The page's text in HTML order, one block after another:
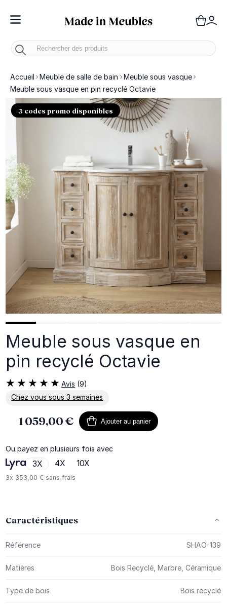
Toggle Nav
Accueil Meuble de salle de bain
Meuble sous vasque
Meuble sous vasque en pin recyclé Octavie
3 codes promo disponibles
Meuble sous vasque en
pin recyclé Octavie
Avis (9)
Chez vous sous 3 semaines
En savoir plus sur la livraison
1 059,00 € Ajouter au panier
Ou payez en plusieurs fois avec
3X 4X 10X
3x 353,00 € sans frais
Caractéristiques
Référence SHAO-139
Matières Bois Recyclé, Marbre, Céramique
Type de bois Bois recyclé